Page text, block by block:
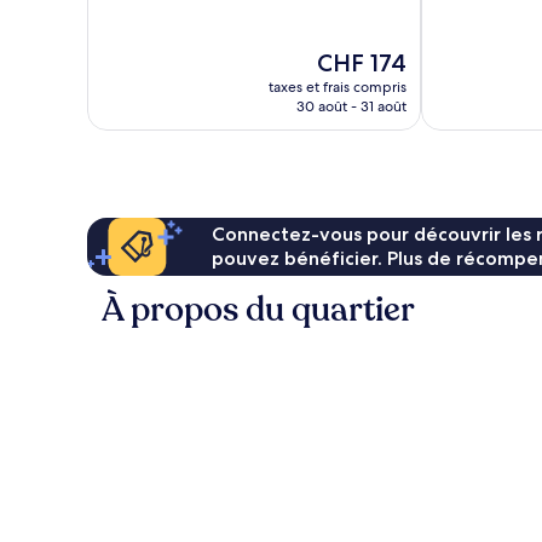
Le
nouveau
prix
CHF 174
taxes et frais compris
30 août - 31 août
Connectez-vous pour découvrir
pouvez bénéficier. Plus de
À propos du quartier